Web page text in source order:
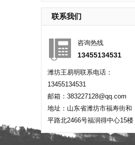
联系我们
咨询热线
13455134531
潍坊王易明联系电话：
13455134531
邮箱：383227128@qq.com
地址：山东省潍坊市福寿街和
平路北2466号福润得中心15楼